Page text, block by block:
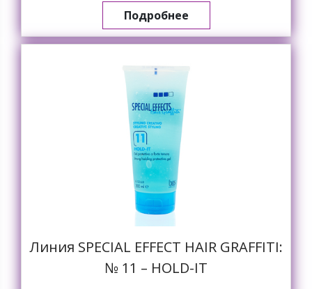
Подробнее
Линия SPECIAL EFFECT HAIR GRAFFITI:
№ 11 – HOLD-IT